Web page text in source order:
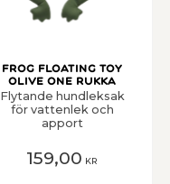
Frog floating toy
olive one rukka
Flytande hundleksak
för vattenlek och
apport
159,00 KR